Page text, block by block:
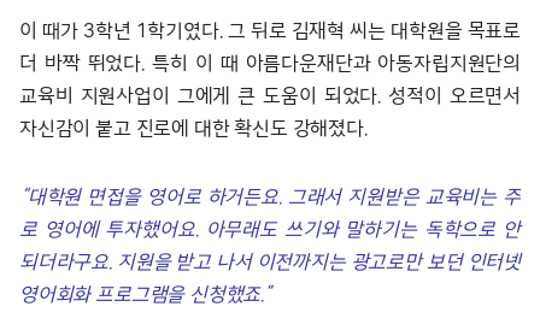
이 때가 3학년 1학기였다. 그 뒤로 김재혁 씨는 대학원을 목표로
더 바짝 뛰었다. 특히 이 때 아름다운재단과 아동자립지원단의
교육비 지원사업이 그에게 큰 도움이 되었다. 성적이 오르면서
자신감이 붙고 진로에 대한 확신도 강해졌다.
“대학원 면접을 영어로 하거든요. 그래서 지원받은 교육비는 주
로 영어에 투자했어요. 아무래도 쓰기와 말하기는 독학으로 안
되더라구요. 지원을 받고 나서 이전까지는 광고로만 보던 인터넷
영어회화 프로그램을 신청했죠.”